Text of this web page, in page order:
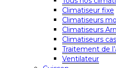
Climatiseur fixe
Climatiseurs
Climatiseurs
Climatiseurs
Traitement de
Ventilateur